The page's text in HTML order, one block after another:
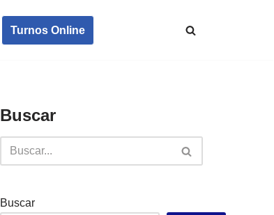
Turnos Online
Buscar
Buscar